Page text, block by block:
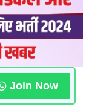
Join Now